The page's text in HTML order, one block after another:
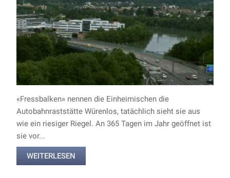
«Fressbalken» nennen die Einheimischen die
Autobahnraststätte Würenlos, tatächlich sieht sie aus
wie ein riesiger Riegel. An 365 Tagen im Jahr geöffnet ist
sie vor...
WEITERLESEN